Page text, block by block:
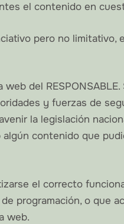
el contenido en
pero no limitativo,
del
y fuerzas de
la legislación
contenido que
el correcto
programación, o que
web.